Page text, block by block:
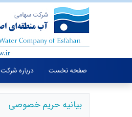
صفحه نخست درباره شرکت
بیانیه حریم خصوصی